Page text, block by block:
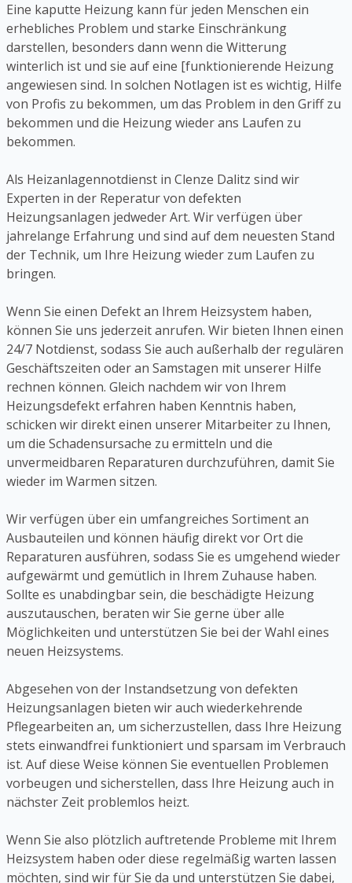
Eine kaputte Heizung kann für jeden Menschen ein
erhebliches Problem und starke Einschränkung
darstellen, besonders dann wenn die Witterung
winterlich ist und sie auf eine [funktionierende Heizung
angewiesen sind. In solchen Notlagen ist es wichtig, Hilfe
von Profis zu bekommen, um das Problem in den Griff zu
bekommen und die Heizung wieder ans Laufen zu
bekommen.
Als Heizanlagennotdienst in Clenze Dalitz sind wir
Experten in der Reperatur von defekten
Heizungsanlagen jedweder Art. Wir verfügen über
jahrelange Erfahrung und sind auf dem neuesten Stand
der Technik, um Ihre Heizung wieder zum Laufen zu
bringen.
Wenn Sie einen Defekt an Ihrem Heizsystem haben,
können Sie uns jederzeit anrufen. Wir bieten Ihnen einen
24/7 Notdienst, sodass Sie auch außerhalb der regulären
Geschäftszeiten oder an Samstagen mit unserer Hilfe
rechnen können. Gleich nachdem wir von Ihrem
Heizungsdefekt erfahren haben Kenntnis haben,
schicken wir direkt einen unserer Mitarbeiter zu Ihnen,
um die Schadensursache zu ermitteln und die
unvermeidbaren Reparaturen durchzuführen, damit Sie
wieder im Warmen sitzen.
Wir verfügen über ein umfangreiches Sortiment an
Ausbauteilen und können häufig direkt vor Ort die
Reparaturen ausführen, sodass Sie es umgehend wieder
aufgewärmt und gemütlich in Ihrem Zuhause haben.
Sollte es unabdingbar sein, die beschädigte Heizung
auszutauschen, beraten wir Sie gerne über alle
Möglichkeiten und unterstützen Sie bei der Wahl eines
neuen Heizsystems.
Abgesehen von der Instandsetzung von defekten
Heizungsanlagen bieten wir auch wiederkehrende
Pflegearbeiten an, um sicherzustellen, dass Ihre Heizung
stets einwandfrei funktioniert und sparsam im Verbrauch
ist. Auf diese Weise können Sie eventuellen Problemen
vorbeugen und sicherstellen, dass Ihre Heizung auch in
nächster Zeit problemlos heizt.
Wenn Sie also plötzlich auftretende Probleme mit Ihrem
Heizsystem haben oder diese regelmäßig warten lassen
möchten, sind wir für Sie da und unterstützen Sie dabei,